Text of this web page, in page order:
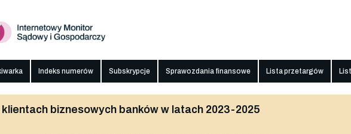
Indeks numerów Subskrypcje Sprawozdania finansowe Lista przetargów
biznesowych banków w latach 2023-2025